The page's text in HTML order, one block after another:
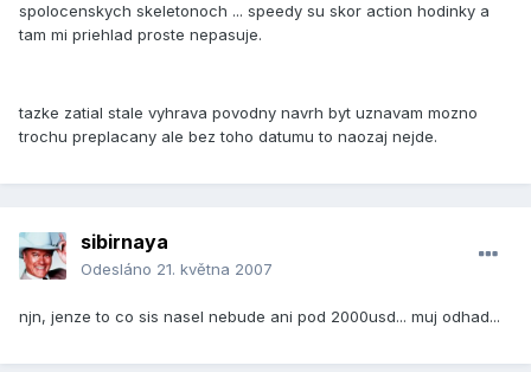
spolocenskych skeletonoch ... speedy su skor action hodinky a
tam mi priehlad proste nepasuje.
tazke zatial stale vyhrava povodny navrh byt uznavam mozno
trochu preplacany ale bez toho datumu to naozaj nejde.
sibirnaya
Odesláno 21. května 2007
njn, jenze to co sis nasel nebude ani pod 2000usd... muj odhad...